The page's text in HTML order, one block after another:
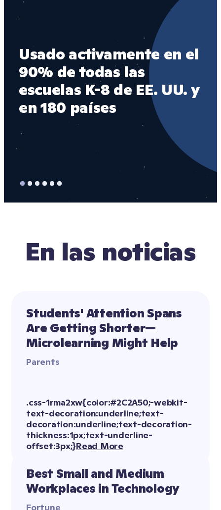
Usado activamente en el
90% de todas las
escuelas K-8 de EE. UU. y
en 180 países
En las noticias
Students' Attention Spans
Are Getting Shorter—
Microlearning Might Help
Parents
Read More
Best Small and Medium
Workplaces in Technology
Fortune